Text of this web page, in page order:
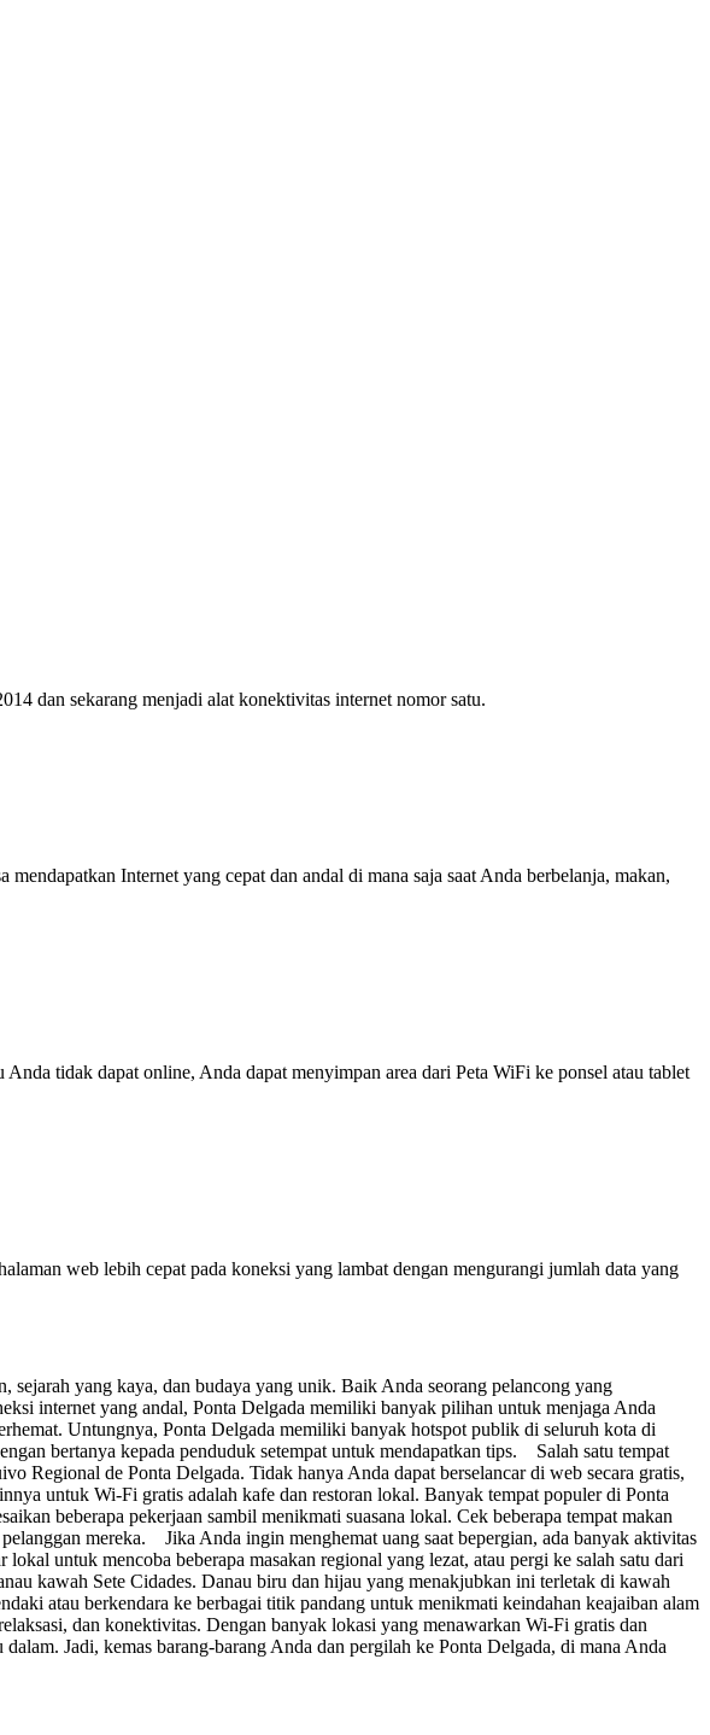
dan sekarang menjadi alat konektivitas internet nomor satu.
Internet yang cepat dan andal di mana saja saat Anda berbelanja, makan,
tidak dapat online, Anda dapat menyimpan area dari Peta WiFi ke ponsel atau tablet
web lebih cepat pada koneksi yang lambat dengan mengurangi jumlah data yang
yang kaya, dan budaya yang unik. Baik Anda seorang pelancong yang
internet yang andal, Ponta Delgada memiliki banyak pilihan untuk menjaga Anda
Untungnya, Ponta Delgada memiliki banyak hotspot publik di seluruh kota di
bertanya kepada penduduk setempat untuk mendapatkan tips. Salah satu tempat
Regional de Ponta Delgada. Tidak hanya Anda dapat berselancar di web secara gratis,
untuk Wi-Fi gratis adalah kafe dan restoran lokal. Banyak tempat populer di Ponta
beberapa pekerjaan sambil menikmati suasana lokal. Cek beberapa tempat makan
mereka. Jika Anda ingin menghemat uang saat bepergian, ada banyak aktivitas
untuk mencoba beberapa masakan regional yang lezat, atau pergi ke salah satu dari
kawah Sete Cidades. Danau biru dan hijau yang menakjubkan ini terletak di kawah
atau berkendara ke berbagai titik pandang untuk menikmati keindahan keajaiban alam
dan konektivitas. Dengan banyak lokasi yang menawarkan Wi-Fi gratis dan
Jadi, kemas barang-barang Anda dan pergilah ke Ponta Delgada, di mana Anda